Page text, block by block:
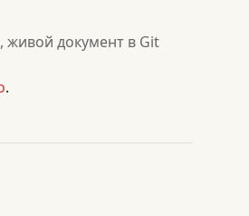
живой документ в Git
.